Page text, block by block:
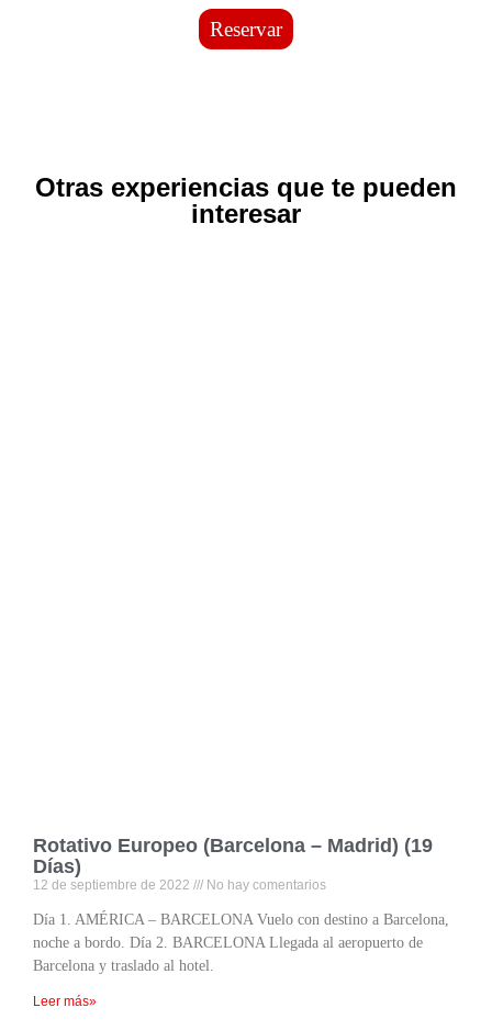
Reservar
Otras experiencias que te pueden
interesar
Rotativo Europeo (Barcelona – Madrid) (19
Días)
12 de septiembre de 2022 No hay comentarios
Día 1. AMÉRICA – BARCELONA Vuelo con destino a Barcelona,
noche a bordo. Día 2. BARCELONA Llegada al aeropuerto de
Barcelona y traslado al hotel.
Leer más»